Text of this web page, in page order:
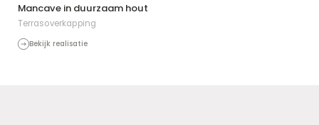
Mancave in duurzaam hout
Terrasoverkapping
Bekijk realisatie